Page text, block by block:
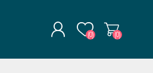
(0) (0)